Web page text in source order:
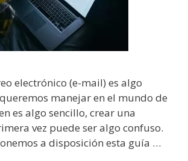
electrónico (e-mail) es algo
manejar en el mundo de
es algo sencillo, crear una
vez puede ser algo confuso.
a disposición esta guía …